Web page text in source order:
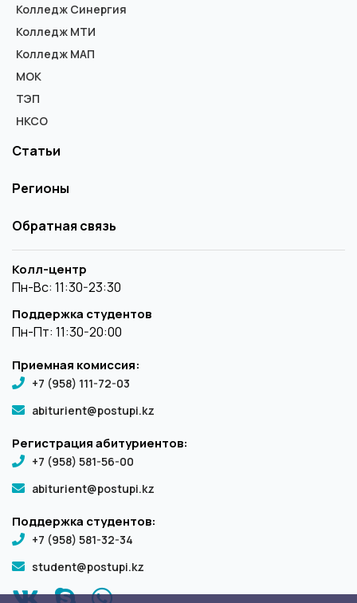
Колледж Синергия
Колледж МТИ
Колледж МАП
МОК
ТЭП
НКСО
Статьи
Регионы
Обратная связь
Колл-центр
Пн-Вс: 11:30-23:30
Поддержка студентов
Пн-Пт: 11:30-20:00
Приемная комиссия:
+7 (958) 111-72-03
abiturient@postupi.kz
Регистрация абитуриентов:
+7 (958) 581-56-00
abiturient@postupi.kz
Поддержка студентов:
+7 (958) 581-32-34
student@postupi.kz